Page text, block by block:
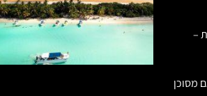
–
מסוכן